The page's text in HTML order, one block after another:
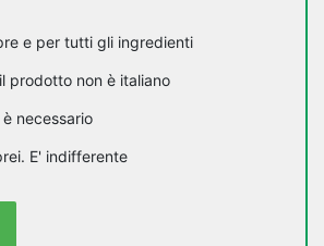
e per tutti gli ingredienti
prodotto non è italiano
necessario
E' indifferente